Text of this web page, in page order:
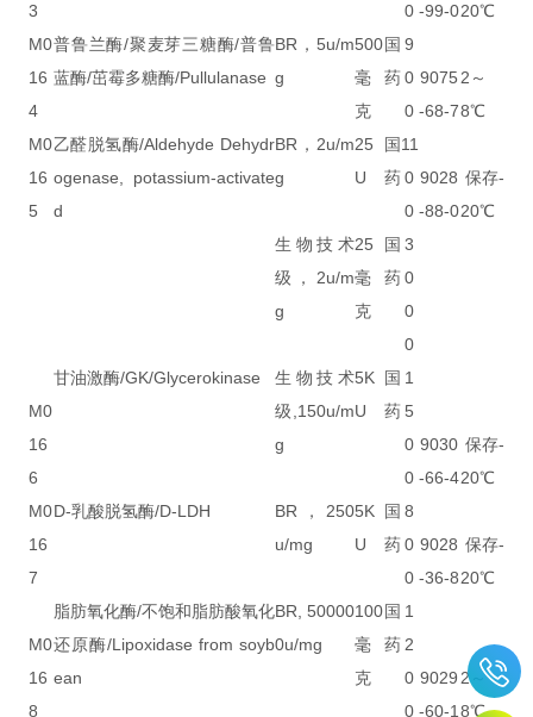
3
0 -99-020℃
M0
16
4
普鲁兰酶/聚麦芽三糖酶/普鲁
蓝酶/茁霉多糖酶/Pullulanase
BR，5u/m
g
500
毫
克
国
药
9
0
0
9075
-68-7
2～
8℃
M0
16
5
乙醛脱氢酶/Aldehyde Dehydr
ogenase, potassium-activate
d
BR，2u/m
g
25
U
国
药
11
0
0
9028
-88-0
保存-
20℃
生物技术
级，2u/m
g
25
毫
克
国
药
3
0
0
0
M0
16
6
甘油激酶/GK/Glycerokinase
生物技术
级,150u/m
g
5K
U
国
药
1
5
0
0
9030
-66-4
保存-
20℃
M0
16
7
D-乳酸脱氢酶/D-LDH
BR，250
u/mg
5K
U
国
药
8
0
0
9028
-36-8
保存-
20℃
M0
16
8
脂肪氧化酶/不饱和脂肪酸氧化
还原酶/Lipoxidase from soyb
ean
BR, 50000
0u/mg
100
毫
克
国
药
1
2
0
0
9029
-60-1
2～
8℃